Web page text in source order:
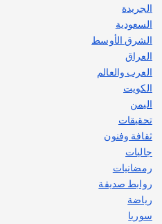
الجريدة
السعودية
الشرق الأوسط
العراق
العرب والعالم
الكويت
اليمن
تحقيقات
ثقافة وفنون
جاليات
رمضانيات
روابط صديقة
رياضة
سوريا